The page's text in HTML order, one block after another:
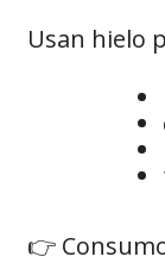
Usan hielo
👉